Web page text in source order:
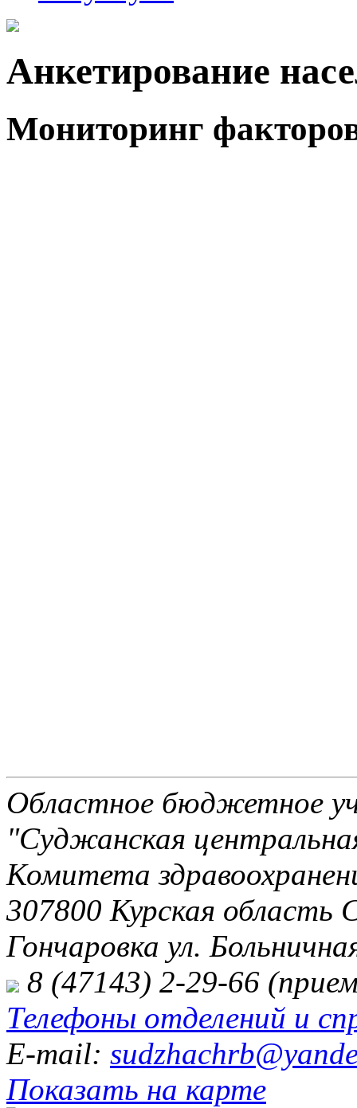
Анкетирование
Мониторинг
Областное бюджетное
"Суджанская
Комитета
307800 Курская область
Гончаровка ул.
8 (47143) 2-29-66
Телефоны отделений и
E-mail:
Показать на карте